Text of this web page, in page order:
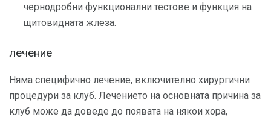
чернодробни функционални тестове и функция на
щитовидната жлеза.
лечение
Няма специфично лечение, включително хирургични
процедури за клуб. Лечението на основната причина за
клуб може да доведе до появата на някои хора,